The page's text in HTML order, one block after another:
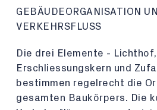
GEBÄUDEORGANISATION
VERKEHRSFLUSS
Die drei Elemente - Lichthof,
Erschliessungskern und
bestimmen regelrecht die
gesamten Baukörpers. Die